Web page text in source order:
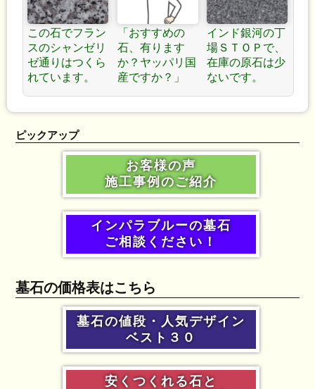
この石でフラン
スのシャンゼリ
ゼ通りはつくら
れています。
「おすすめの
石、有ります
か？ヤッパリ国
産ですか？」
インド銀河の丁
場ＳＴＯＰで、
在庫の原石は少
ないです。
ピックアップ
お客様の声
施工事例のご紹介
インパラブルーの墓石
ご相談ください！
墓石の価格表はこちら
墓石の値段・人気デザイン
ベスト３０
安くつくれる石と